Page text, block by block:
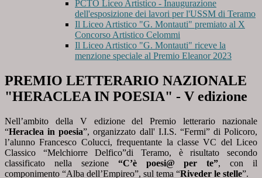
PCTO Liceo Artistico - Inaugurazione
dell'esposizione dei lavori per l'USSM di Teramo
Il Liceo Artistico "G. Montauti" premiato al X
Concorso Artistico Celommi
Il Liceo Artistico "G. Montauti" riceve la
menzione speciale al Premio Eleanor 2023
PREMIO LETTERARIO NAZIONALE
"HERACLEA IN POESIA" - V edizione
Nell’ambito della V edizione del Premio letterario nazionale
“Heraclea in poesia”, organizzato dall' I.I.S. “Fermi” di Policoro,
l’alunno Francesco Colucci, frequentante la classe VC del Liceo
Classico “Melchiorre Delfico”di Teramo, è risultato secondo
classificato nella sezione “C’è poesi@ per te”, con il
componimento “Alba dell’Empireo”, sul tema “Riveder le stelle”.